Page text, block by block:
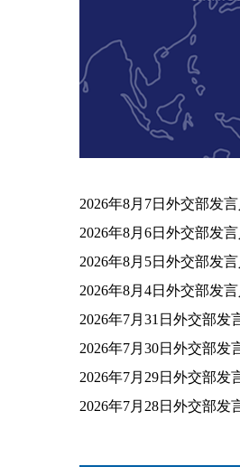
2026年8月7日外交部发
2026年8月6日外交部发
2026年8月5日外交部发
2026年8月4日外交部发
2026年7月31日外交部发
2026年7月30日外交部发
2026年7月29日外交部发
2026年7月28日外交部发